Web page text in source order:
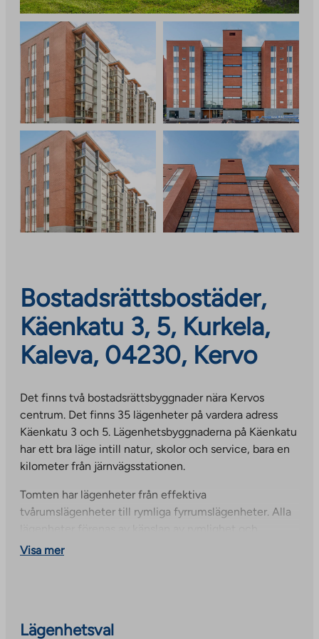
Bostadsrättsbostäder,
Käenkatu 3, 5, Kurkela,
Kaleva, 04230, Kervo
Det finns två bostadsrättsbyggnader nära Kervos
centrum. Det finns 35 lägenheter på vardera adress
Käenkatu 3 och 5. Lägenhetsbyggnaderna på Käenkatu
har ett bra läge intill natur, skolor och service, bara en
kilometer från järnvägsstationen.
Tomten har lägenheter från effektiva
tvårumslägenheter till rymliga fyrrumslägenheter. Alla
effektivt utnyttjade kvadratmeter. En rymlig inglasad
Vattenburen golvvärme säkerställer jämn värme på
Visa mer
Lägenhetsval